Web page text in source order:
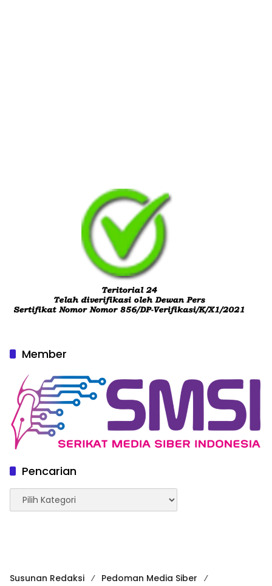
Member
Pencarian
Pencarian
Susunan Redaksi Pedoman Media Siber